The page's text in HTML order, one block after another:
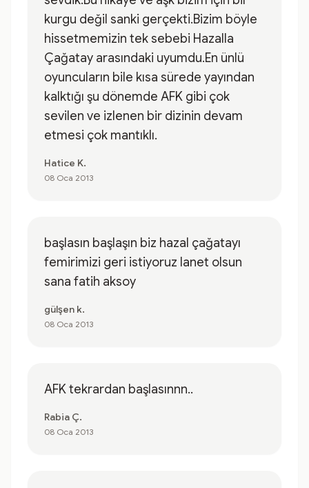
kurgu değil sanki gerçekti.Bizim böyle
hissetmemizin tek sebebi Hazalla
Çağatay arasındaki uyumdu.En ünlü
oyuncuların bile kısa sürede yayından
kalktığı şu dönemde AFK gibi çok
sevilen ve izlenen bir dizinin devam
etmesi çok mantıklı.
Hatice K.
08 Oca 2013
başlasın başlaşın biz hazal çağatayı
femirimizi geri istiyoruz lanet olsun
sana fatih aksoy
gülşen k.
08 Oca 2013
AFK tekrardan başlasınnn..
Rabia Ç.
08 Oca 2013